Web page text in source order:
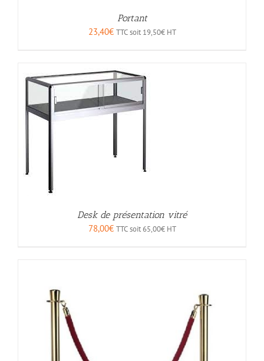
Portant
23,40€ TTC soit 19,50€HT
Desk de présentation vitré
78,00€ TTC soit65,00€HT